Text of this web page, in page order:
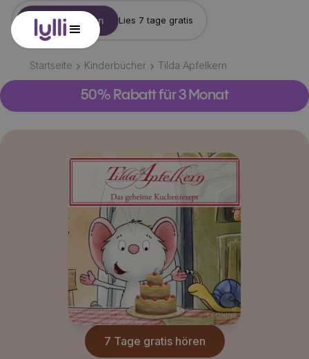
Konto erstellen Lies 7 tage gratis
Startseite Kinderbücher Tilda Apfelkern
50% Rabatt für 3 Monat
7 Tage gratis hören